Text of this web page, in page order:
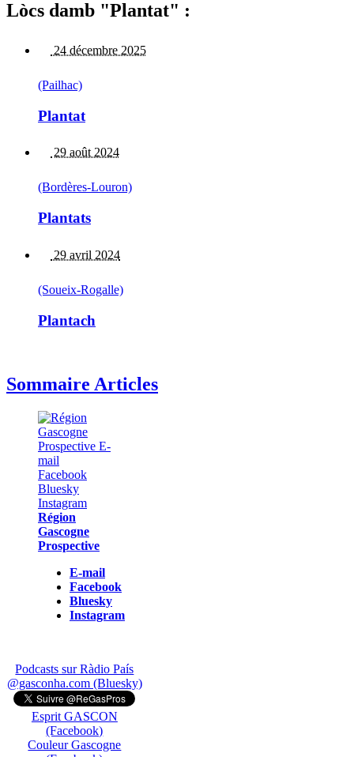
Lòcs damb "Plantat" :
24 décembre 2025
(Pailhac)
Plantat
29 août 2024
(Bordères-Louron)
Plantats
29 avril 2024
(Soueix-Rogalle)
Plantach
Sommaire Articles
Région
Gascogne
Prospective
E-mail
Facebook
Bluesky
Instagram
Podcasts sur Ràdio País
@gasconha.com (Bluesky)
Esprit GASCON
(Facebook)
Couleur Gascogne